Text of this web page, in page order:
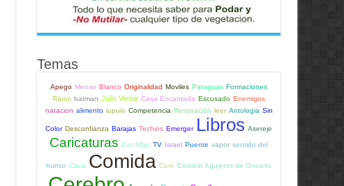
Temas
Apego Menso Blanco Originalidad Moviles Paraguas Formaciones
Raros batman Julio Verne Casa Encantada Escusado Enemigos
natacion alimento lupulo Competencia Respiración leer Antologia Sin
Color Desconfianza Barajas Techies Emerger Libros Asereje
Caricaturas Pac-Man TV Israel Puente vapor sentido del
humor Caca Comida Core Einstein Agujeros de Gusano